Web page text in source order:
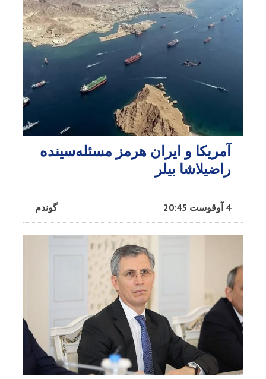
آمریکا و ایران هرمز مسئله‌سینده
راضیلاشا بیلر
گوندم 4 آوقوست 20:45